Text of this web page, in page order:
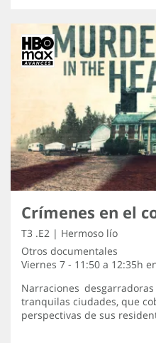
Crímenes en el
T3 .E2 | Hermoso lío
Otros documentales
Viernes 7 - 11:50 a 12:35h
Narraciones
tranquilas ciudades, que
perspectivas de sus